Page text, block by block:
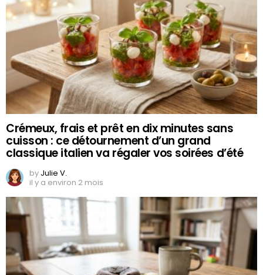
Crémeux, frais et prêt en dix minutes sans
cuisson : ce détournement d’un grand
classique italien va régaler vos soirées d’été
by Julie V.
il y a environ 2 mois